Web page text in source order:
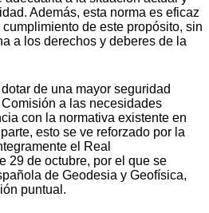
Además, esta norma es eficaz
de este propósito, sin
a los derechos y deberes de la
de una mayor seguridad
a las necesidades
con la normativa existente en
esto se ve reforzado por la
el Real
29 de octubre, por el que se
de Geodesia y Geofísica,
puntual.